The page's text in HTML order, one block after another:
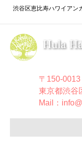
渋谷区恵比寿ハワイアン
〒150-0013
東京都渋
Mail：